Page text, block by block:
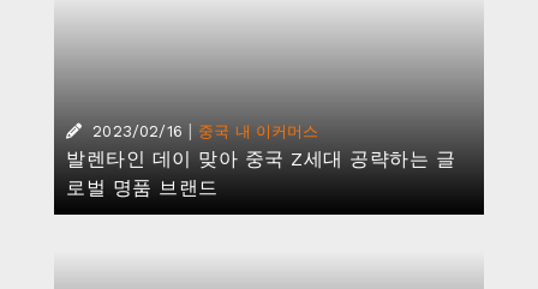
2023/02/16 | 중국 내 이커머스
발렌타인 데이 맞아 중국 Z세대 공략하는 글
로벌 명품 브랜드